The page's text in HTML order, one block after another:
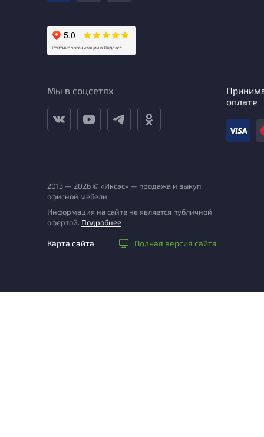
Мы в соцсетях
оплате
2013 — 2026 © «Иксэс» — продажа и выкуп
офисной мебели
Информация на сайте не является публичной
офертой. Подробнее
Карта сайта Полная версия сайта